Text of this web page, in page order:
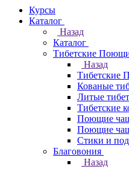
Курсы
Каталог
Назад
Каталог
Тибетские
Назад
Тибетские
Кованые
Литые
Тибетские
Поющие
Поющие
Стики и
Благовония
Назад